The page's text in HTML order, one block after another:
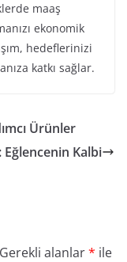
maaş
ekonomik
hedeflerinizi
katkı sağlar.
Ürünler
Eğlencenin Kalbi
Gerekli alanlar* ile